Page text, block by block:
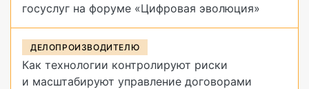
госуслуг на форуме «Цифровая эволюция»
ДЕЛОПРОИЗВОДИТЕЛЮ
Как технологии контролируют риски
и масштабируют управление договорами